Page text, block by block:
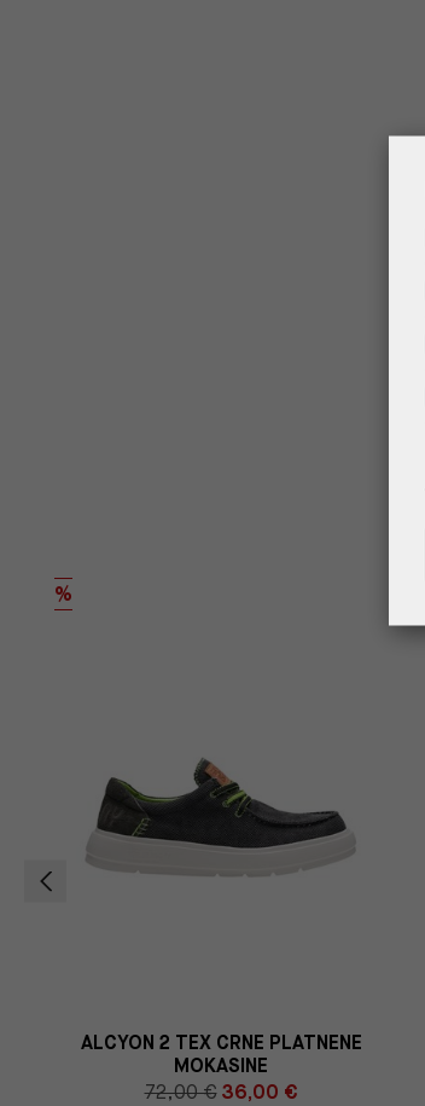
%
ALCYON 2 TEX CRNE PLATNENE
MOKASINE
72,00 € 36,00 €